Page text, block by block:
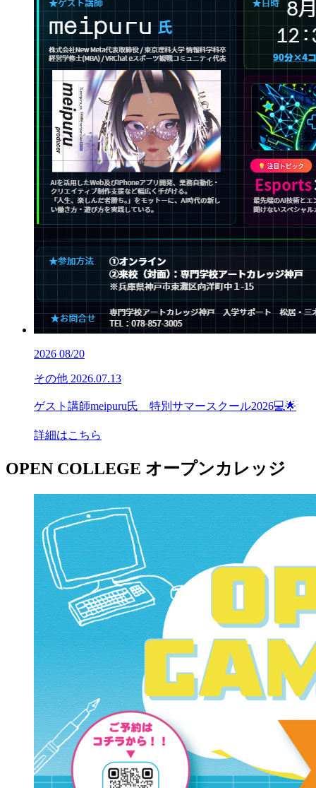
2026 08/20
その他 2026.07.13
ゲスト講師meipuru氏 特別サマースクール2026💻🌟
詳細はこちら
OPEN COLLEGE オープンカレッジ